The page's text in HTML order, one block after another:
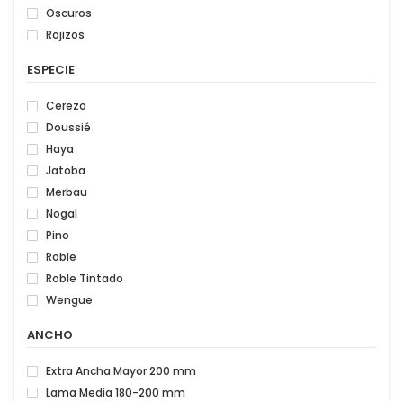
Oscuros
Rojizos
ESPECIE
Cerezo
Doussié
Haya
Jatoba
Merbau
Nogal
Pino
Roble
Roble Tintado
Wengue
ANCHO
Extra Ancha Mayor 200 mm
Lama Media 180-200 mm